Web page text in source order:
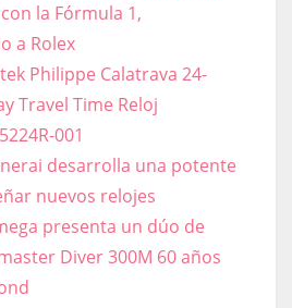
la Fórmula 1,
a Rolex
Philippe Calatrava 24-
Travel Time Reloj
001
desarrolla una potente
nuevos relojes
presenta un dúo de
Diver 300M 60 años